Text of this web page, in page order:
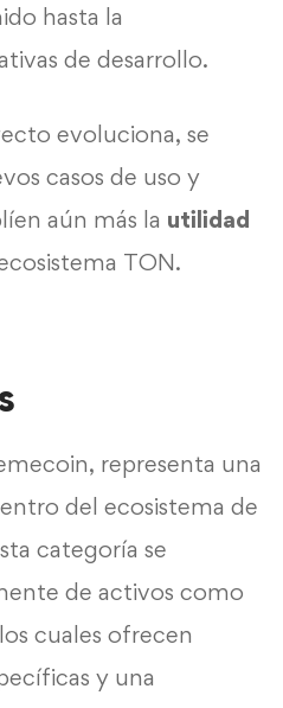
hasta la
de desarrollo.
evoluciona, se
casos de uso y
aún más la utilidad
TON.
representa una
del ecosistema de
categoría se
de activos como
cuales ofrecen
y una